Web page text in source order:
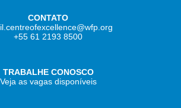
CONTATO
+55 61 2193 8500
TRABALHE CONOSCO
Veja as vagas disponíveis